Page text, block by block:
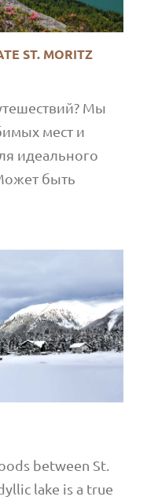
ST. MORITZ
Мы
мест и
идеального
быть
between St.
lake is a true